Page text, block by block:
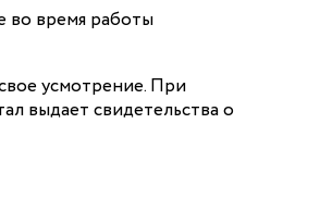
во время работы
усмотрение. При
выдает свидетельства о